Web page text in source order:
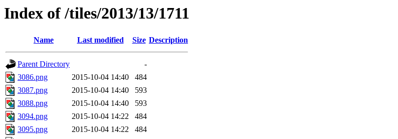
Index of /tiles/2013/13/1711
Name Last modified Size Description
Parent Directory
-
3086.png
2015-10-04 14:40
484
3087.png
2015-10-04 14:40
593
3088.png
2015-10-04 14:40
593
3094.png
2015-10-04 14:22
484
3095.png
2015-10-04 14:22
484